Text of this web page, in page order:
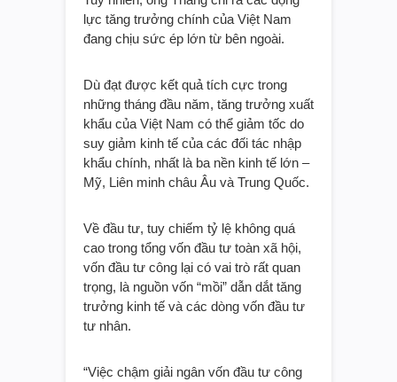
lực tăng trưởng chính của Việt Nam
đang chịu sức ép lớn từ bên ngoài.
Dù đạt được kết quả tích cực trong
những tháng đầu năm, tăng trưởng xuất
khẩu của Việt Nam có thể giảm tốc do
suy giảm kinh tế của các đối tác nhập
khẩu chính, nhất là ba nền kinh tế lớn –
Mỹ, Liên minh châu Âu và Trung Quốc.
Về đầu tư, tuy chiếm tỷ lệ không quá
cao trong tổng vốn đầu tư toàn xã hội,
vốn đầu tư công lại có vai trò rất quan
trọng, là nguồn vốn “mồi” dẫn dắt tăng
trưởng kinh tế và các dòng vốn đầu tư
tư nhân.
“Việc chậm giải ngân vốn đầu tư công